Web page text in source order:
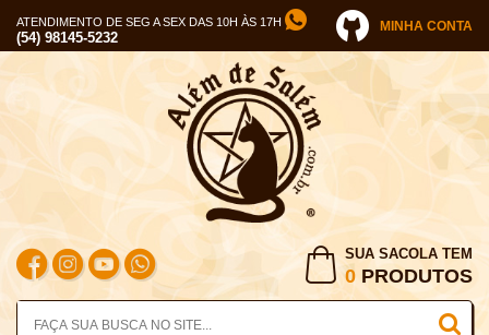
ATENDIMENTO DE SEG A SEX DAS 10H ÀS 17H
(54) 98145-5232
MINHA CONTA
SUA SACOLA TEM
0 PRODUTOS